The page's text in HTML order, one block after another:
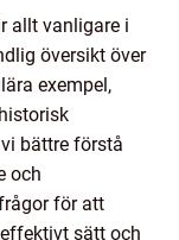
allt vanligare i
översikt över
exempel,
bättre förstå
och
för att
sätt och